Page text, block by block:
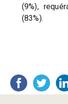
(9%),
(83%).